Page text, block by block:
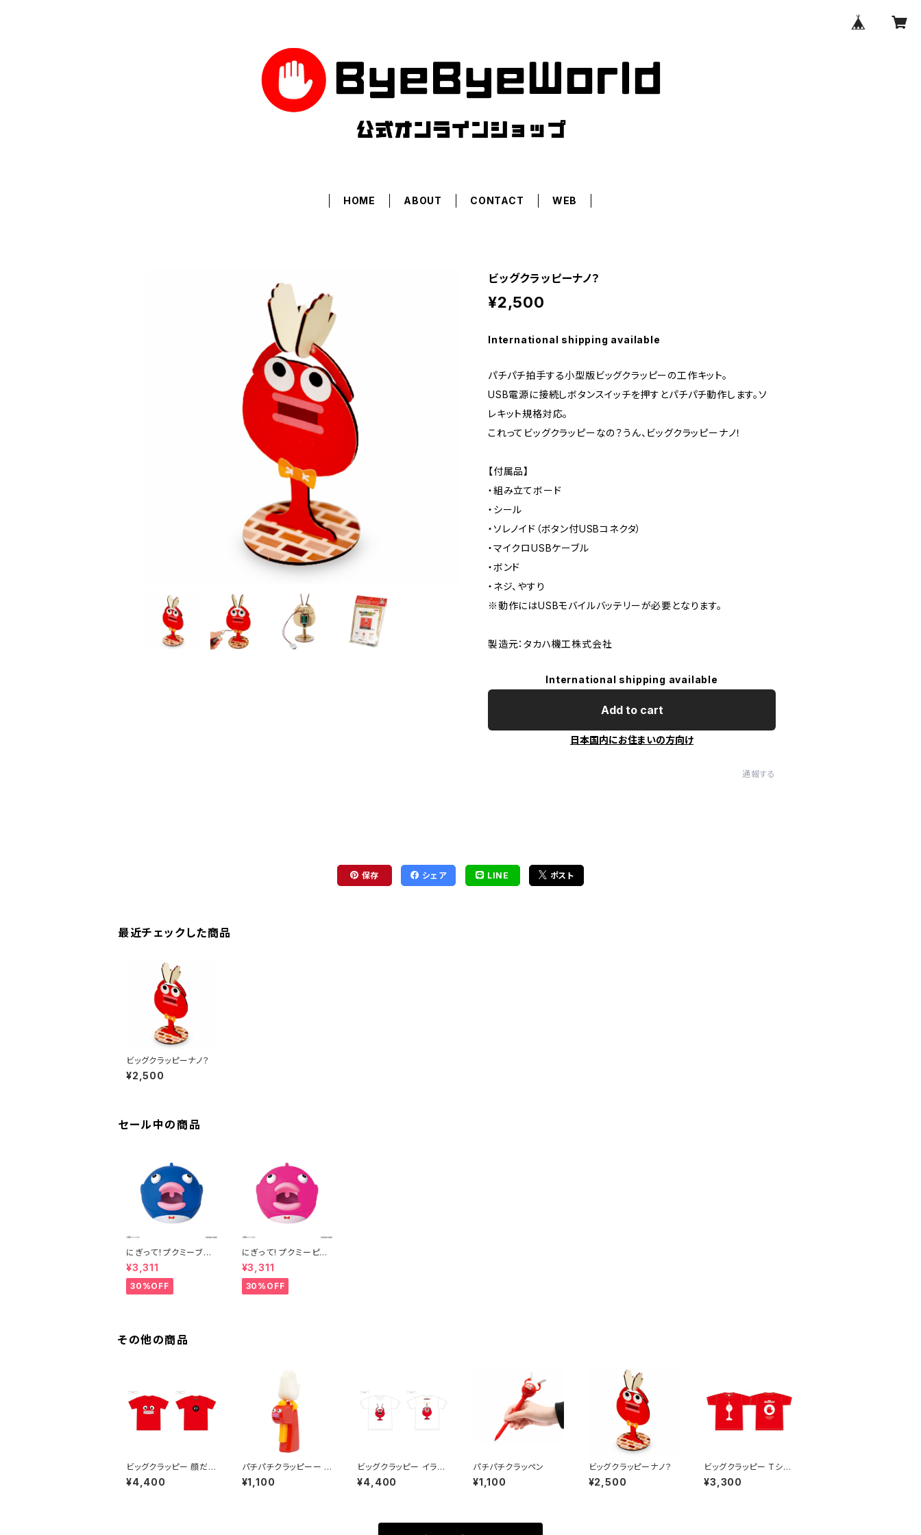
HOME ABOUT CONTACT WEB
ビッグクラッピーナノ？
¥2,500
International shipping available
パチパチ拍手する小型版ビッグクラッピーの工作キット。
USB電源に接続しボタンスイッチを押すとパチパチ動作します。ソ
レキット規格対応。
これってビッグクラッピーなの？うん、ビッグクラッピーナノ！
【付属品】
・組み立てボード
・シール
・ソレノイド（ボタン付USBコネクタ）
・マイクロUSBケーブル
・ボンド
・ネジ、やすり
※動作にはUSBモバイルバッテリーが必要となります。
製造元：タカハ機工株式会社
International shipping available
Add to cart
日本国内にお住まいの方向け
通報する
保存 シェア LINE ポスト
最近チェックした商品
ビッグクラッピーナノ？
¥2,500
セール中の商品
にぎって！プクミーブル
ーノ
¥3,311
30%OFF
にぎって! プクミーピン
キー
¥3,311
30%OFF
その他の商品
ビッグクラッピー 顔だけ
Tシャツ
¥4,400
パチパチクラッピーー レ
ッド
¥1,100
ビッグクラッピー イラス
トTシャツ
¥4,400
パチパチクラッペン
¥1,100
ビッグクラッピーナノ？
¥2,500
ビッグクラッピー Tシャ
ツ
¥3,300